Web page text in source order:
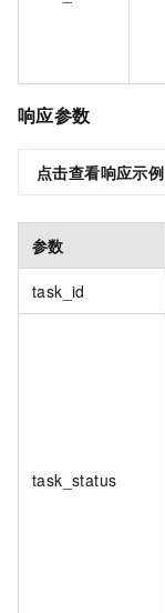
响应参数
点击查看响应示例
参数
task_id
task_status